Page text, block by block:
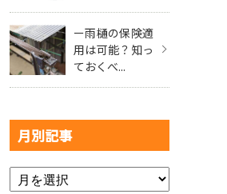
ー雨樋の保険適
用は可能？知っ
ておくべ...
月別記事